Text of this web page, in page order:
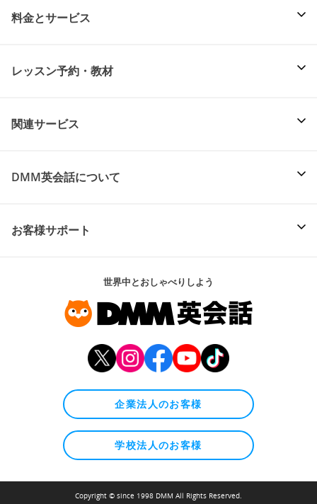
料金とサービス
レッスン予約・教材
関連サービス
DMM英会話について
お客様サポート
世界中とおしゃべりしよう
企業法人のお客様
学校法人のお客様
Copyright © since 1998 DMM All Rights Reserved.